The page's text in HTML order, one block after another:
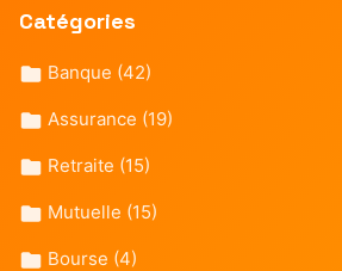
Catégories
Banque (42)
Assurance (19)
Retraite (15)
Mutuelle (15)
Bourse (4)